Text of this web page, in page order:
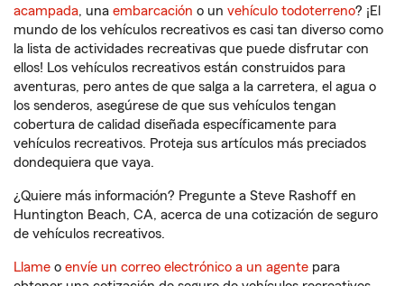
acampada, una embarcación o un vehículo todoterreno? ¡El
mundo de los vehículos recreativos es casi tan diverso como
la lista de actividades recreativas que puede disfrutar con
ellos! Los vehículos recreativos están construidos para
aventuras, pero antes de que salga a la carretera, el agua o
los senderos, asegúrese de que sus vehículos tengan
cobertura de calidad diseñada específicamente para
vehículos recreativos. Proteja sus artículos más preciados
dondequiera que vaya.
¿Quiere más información? Pregunte a Steve Rashoff en
Huntington Beach, CA, acerca de una cotización de seguro
de vehículos recreativos.
Llame o envíe un correo electrónico a un agente para